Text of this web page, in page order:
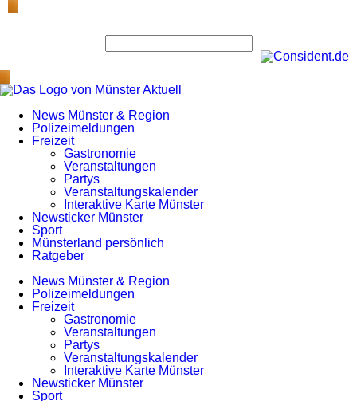
News Münster & Region
Polizeimeldungen
Freizeit
Gastronomie
Veranstaltungen
Partys
Veranstaltungskalender
Interaktive Karte Münster
Newsticker Münster
Sport
Münsterland persönlich
Ratgeber
News Münster & Region
Polizeimeldungen
Freizeit
Gastronomie
Veranstaltungen
Partys
Veranstaltungskalender
Interaktive Karte Münster
Newsticker Münster
Sport